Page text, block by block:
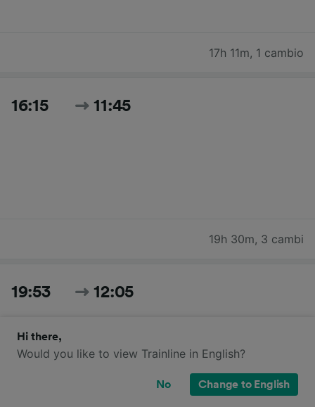
17h 11m, 1 cambio
16:15 11:45
19h 30m, 3 cambi
19:53 12:05
Hi there,
Would you like to view Trainline in English?
No Change to English